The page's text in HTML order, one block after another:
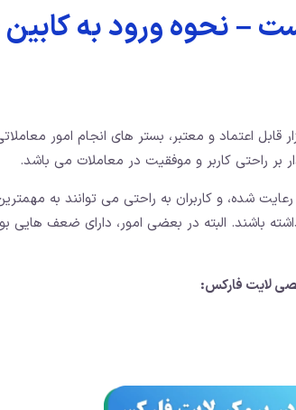
– نحوه ورود به کابین
قابل اعتماد و معتبر، بستر های انجام امور
بر راحتی کاربر و موفقیت در معاملات می باشد.
شده،‌ و کاربران به راحتی می توانند به
باشند. البته در بعضی امور، دارای ضعف هایی
لایت فارکس: